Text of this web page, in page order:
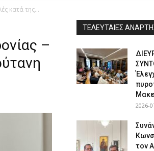
κατά της...
–
ΤΕΛΕΥΤΑΙΕΣ
2026-
τον